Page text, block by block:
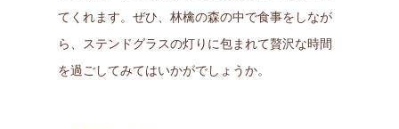
てくれます。ぜひ、林檎の森の中で食事をしなが
ら、ステンドグラスの灯りに包まれて贅沢な時間
を過ごしてみてはいかがでしょうか。